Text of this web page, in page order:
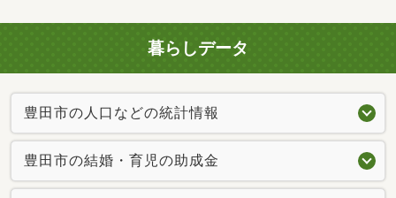
暮らしデータ
豊田市の人口などの統計情報
豊田市の結婚・育児の助成金